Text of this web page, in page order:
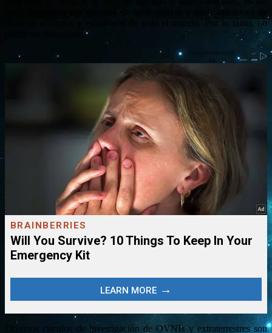
duda impulsada por decenas de antecedentes y hasta opiniones de
diversos ufólogos y estudiosos de todo el mundo. Por lo tanto, no
puede ser desechada.
Diversos círculos de investigación de OVNIs y extraterrestres son